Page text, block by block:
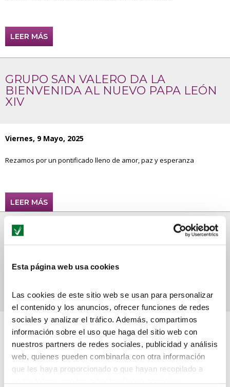
Esta página web usa cookies
Las cookies de este sitio web se usan para personalizar
el contenido y los anuncios, ofrecer funciones de redes
sociales y analizar el tráfico. Además, compartimos
información sobre el uso que haga del sitio web con
nuestros partners de redes sociales, publicidad y análisis
web, quienes pueden combinarla con otra información
que les haya proporcionado o que hayan recopilado a
LEER MÁS
GRUPO SAN VALERO DA LA
BIENVENIDA AL NUEVO PAPA LEÓN
XIV
Viernes, 9 Mayo, 2025
Rezamos por un pontificado lleno de amor, paz y esperanza
LEER MÁS
GRUPO SAN VALERO, ZARATAXI Y LA
COOPERATIVA DEL TAXI DE
EXCELENCIA DEL SECTOR CON UN
EN TRANSFORMACIÓN DIGITAL
Jueves, 8 Mayo, 2025
Firman un convenio para la mejora de competencias y habilidades
profesionales